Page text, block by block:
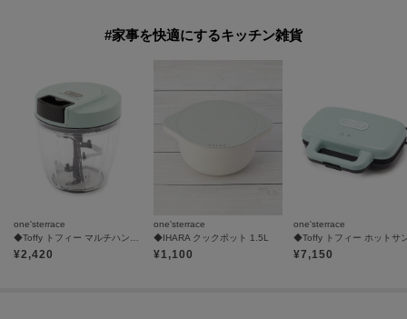
#家事を快適にするキッチン雑貨
one'sterrace
¥2,420
one'sterrace
◆IHARA クックポット 1.5L
¥1,100
one'sterrace
¥7,150